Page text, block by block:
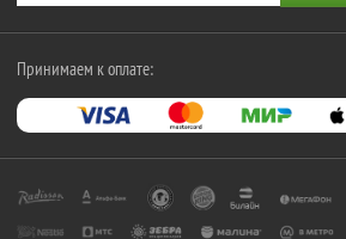
Принимаем к оплате: